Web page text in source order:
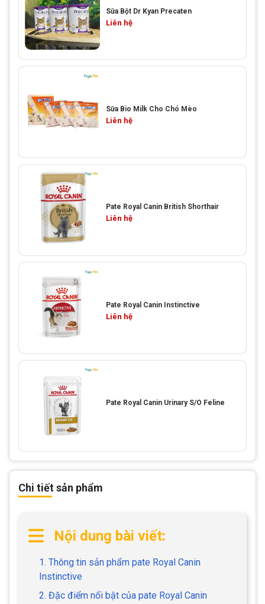
Chi tiết sản phẩm
Nội dung bài viết:
1. Thông tin sản phẩm pate Royal Canin
Instinctive
2. Đặc điểm nổi bật của pate Royal Canin
Sữa Bột Dr Kyan Precaten
Liên hệ
Sữa Bio Milk Cho Chó Mèo
Liên hệ
Pate Royal Canin British Shorthair
Liên hệ
Pate Royal Canin Instinctive
Liên hệ
Pate Royal Canin Urinary S/O Feline